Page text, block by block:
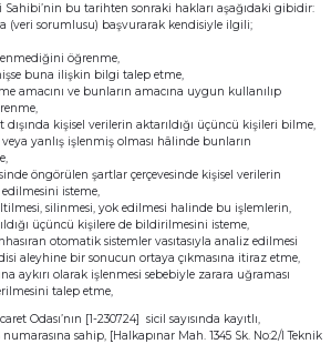
Sahibi’nin bu tarihten sonraki hakları aşağıdaki gibidir:
(veri sorumlusu) başvurarak kendisiyle ilgili;
öğrenme,
buna ilişkin bilgi talep etme,
amacını ve bunların amacına uygun kullanılıp
kişisel verilerin aktarıldığı üçüncü kişileri bilme,
yanlış işlenmiş olması hâlinde bunların
öngörülen şartlar çerçevesinde kişisel verilerin
isteme,
silinmesi, yok edilmesi halinde bu işlemlerin,
üçüncü kişilere de bildirilmesini isteme,
otomatik sistemler vasıtasıyla analiz edilmesi
aleyhine bir sonucun ortaya çıkmasına itiraz etme,
aykırı olarak işlenmesi sebebiyle zarara uğraması
talep etme,
Odası’nın [1-230724] sicil sayısında kayıtlı,
numarasına sahip, [Halkapınar Mah. 1345 Sk. No:2/I Teknik